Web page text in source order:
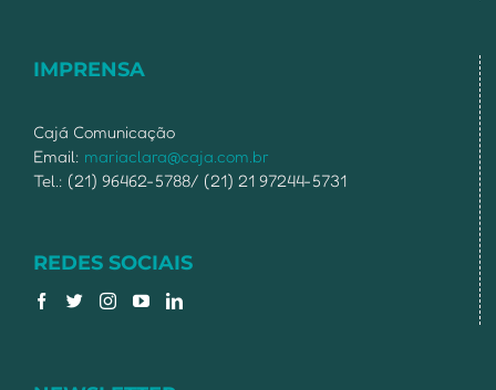
IMPRENSA
Cajá Comunicação
Email: mariaclara@caja.com.br
Tel.: (21) 96462-5788/ (21) 21 97244-5731
REDES SOCIAIS